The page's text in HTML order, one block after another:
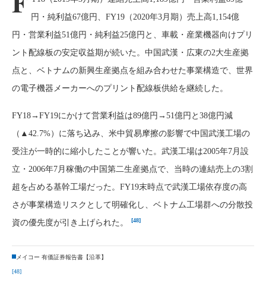
円・純利益67億円、FY19（2020年3月期）売上高1,154億
円・営業利益51億円・純利益25億円と、車載・産業機器向けプリ
ント配線板の安定収益期が続いた。中国武漢・広東の2大生産拠
点と、ベトナムの新興生産拠点を組み合わせた事業構造で、世界
の電子機器メーカーへのプリント配線板供給を継続した。
FY18→FY19にかけて営業利益は89億円→51億円と38億円減
（▲42.7%）に落ち込み、米中貿易摩擦の影響で中国武漢工場の
受注が一時的に縮小したことが響いた。武漢工場は2005年7月設
立・2006年7月稼働の中国第二生産拠点で、当時の連結売上の3割
超を占める基幹工場だった。FY19末時点で武漢工場依存度の高
さが事業構造リスクとして明確化し、ベトナム工場群への分散投
資の優先度が引き上げられた。
[48]
メイコー 有価証券報告書【沿革】
[48]